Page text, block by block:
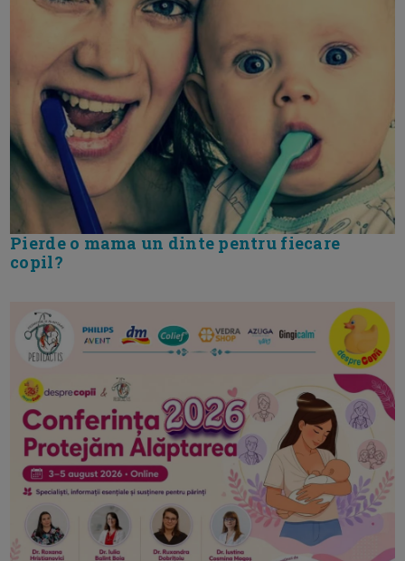
Pierde o mama un dinte pentru fiecare
copil?